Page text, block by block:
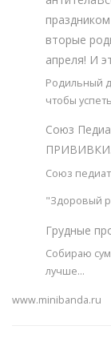
вторые
апреля! И
Родильный
чтобы
Союз
Союз
"Здоровый
Грудные
Собираю
лучше…
www.minibanda.ru